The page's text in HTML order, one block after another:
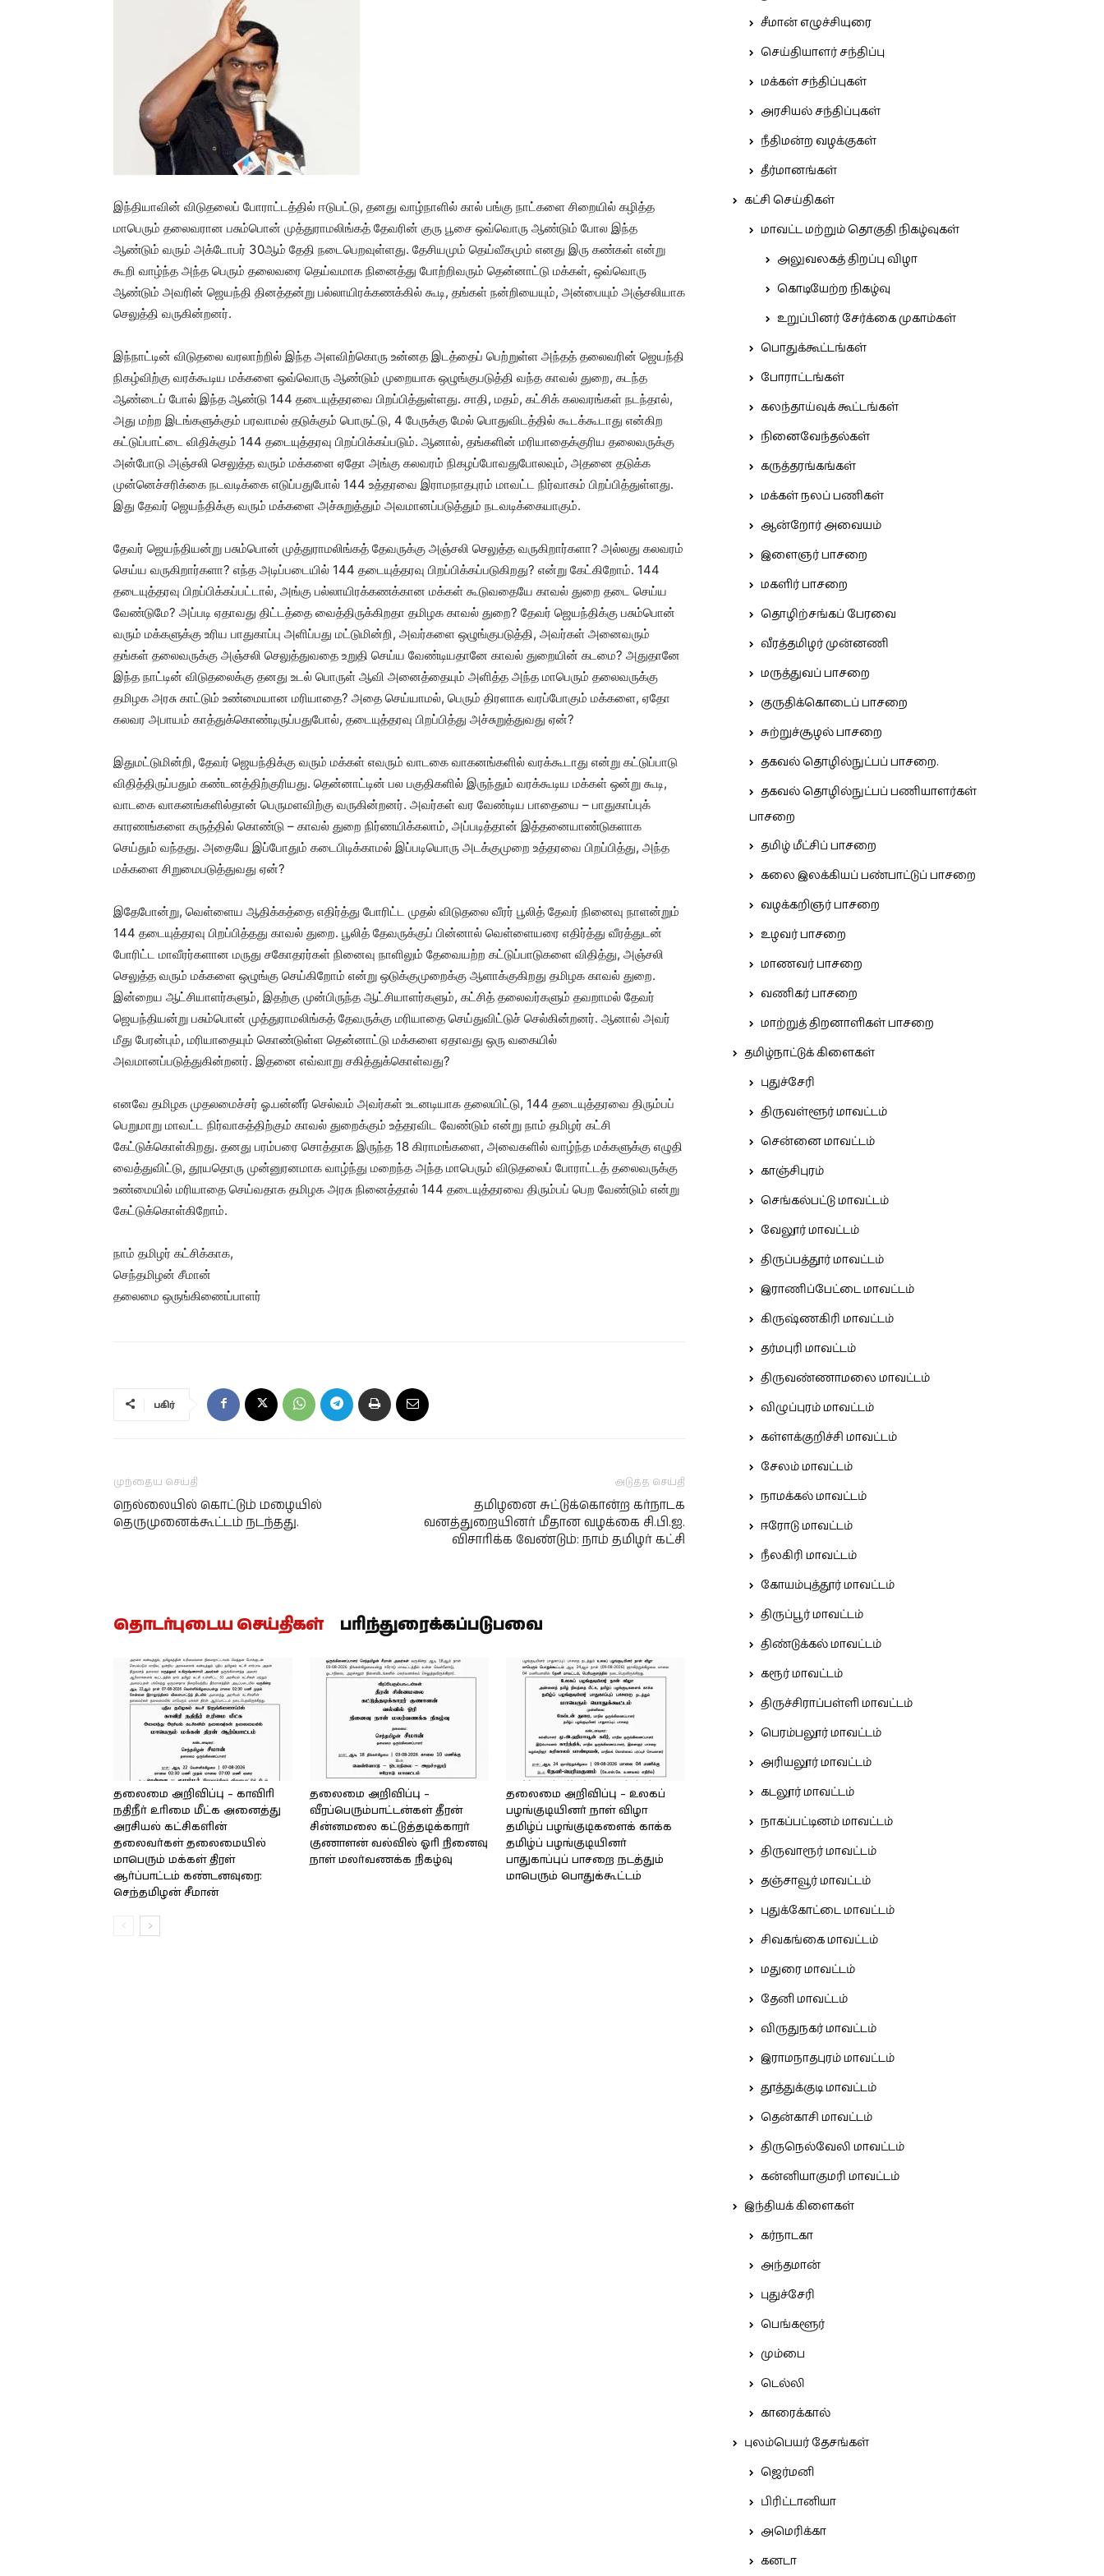
இந்தியாவின் விடுதலைப் போராட்டத்தில் ஈடுபட்டு, தனது வாழ்நாளில் கால் பங்கு நாட்களை சிறையில் கழித்த
மாபெரும் தலைவரான பசும்பொன் முத்துராமலிங்கத் தேவரின் குரு பூசை ஒவ்வொரு ஆண்டும் போல இந்த
ஆண்டும் வரும் அக்டோபர் 30ஆம் தேதி நடைபெறவுள்ளது. தேசியமும் தெய்வீகமும் எனது இரு கண்கள் என்று
கூறி வாழ்ந்த அந்த பெரும் தலைவரை தெய்வமாக நினைத்து போற்றிவரும் தென்னாட்டு மக்கள், ஒவ்வொரு
ஆண்டும் அவரின் ஜெயந்தி தினத்தன்று பல்லாயிரக்கணக்கில் கூடி, தங்கள் நன்றியையும், அன்பையும் அஞ்சலியாக
செலுத்தி வருகின்றனர்.
இந்நாட்டின் விடுதலை வரலாற்றில் இந்த அளவிற்கொரு உன்னத இடத்தைப் பெற்றுள்ள அந்தத் தலைவரின் ஜெயந்தி
நிகழ்விற்கு வரக்கூடிய மக்களை ஒவ்வொரு ஆண்டும் முறையாக ஒழுங்குபடுத்தி வந்த காவல் துறை, கடந்த
ஆண்டைப் போல் இந்த ஆண்டு 144 தடையுத்தரவை பிறப்பித்துள்ளது. சாதி, மதம், கட்சிக் கலவரங்கள் நடந்தால்,
அது மற்ற இடங்களுக்கும் பரவாமல் தடுக்கும் பொருட்டு, 4 பேருக்கு மேல் பொதுவிடத்தில் கூடக்கூடாது என்கிற
கட்டுப்பாட்டை விதிக்கும் 144 தடையுத்தரவு பிறப்பிக்கப்படும். ஆனால், தங்களின் மரியாதைக்குரிய தலைவருக்கு
அன்போடு அஞ்சலி செலுத்த வரும் மக்களை ஏதோ அங்கு கலவரம் நிகழப்போவதுபோலவும், அதனை தடுக்க
முன்னெச்சரிக்கை நடவடிக்கை எடுப்பதுபோல் 144 உத்தரவை இராமநாதபுரம் மாவட்ட நிர்வாகம் பிறப்பித்துள்ளது.
இது தேவர் ஜெயந்திக்கு வரும் மக்களை அச்சுறுத்தும் அவமானப்படுத்தும் நடவடிக்கையாகும்.
தேவர் ஜெயந்தியன்று பசும்பொன் முத்துராமலிங்கத் தேவருக்கு அஞ்சலி செலுத்த வருகிறார்களா? அல்லது கலவரம்
செய்ய வருகிறார்களா? எந்த அடிப்படையில் 144 தடையுத்தரவு பிறப்பிக்கப்படுகிறது? என்று கேட்கிறோம். 144
தடையுத்தரவு பிறப்பிக்கப்பட்டால், அங்கு பல்லாயிரக்கணக்கான மக்கள் கூடுவதையே காவல் துறை தடை செய்ய
வேண்டுமே? அப்படி ஏதாவது திட்டத்தை வைத்திருக்கிறதா தமிழக காவல் துறை? தேவர் ஜெயந்திக்கு பசும்பொன்
வரும் மக்களுக்கு உரிய பாதுகாப்பு அளிப்பது மட்டுமின்றி, அவர்களை ஒழுங்குபடுத்தி, அவர்கள் அனைவரும்
தங்கள் தலைவருக்கு அஞ்சலி செலுத்துவதை உறுதி செய்ய வேண்டியதானே காவல் துறையின் கடமை? அதுதானே
இந்த நாட்டின் விடுதலைக்கு தனது உடல் பொருள் ஆவி அனைத்தையும் அளித்த அந்த மாபெரும் தலைவருக்கு
தமிழக அரசு காட்டும் உண்மையான மரியாதை? அதை செய்யாமல், பெரும் திரளாக வரப்போகும் மக்களை, ஏதோ
கலவர அபாயம் காத்துக்கொண்டிருப்பதுபோல், தடையுத்தரவு பிறப்பித்து அச்சுறுத்துவது ஏன்?
இதுமட்டுமின்றி, தேவர் ஜெயந்திக்கு வரும் மக்கள் எவரும் வாடகை வாகனங்களில் வரக்கூடாது என்று கட்டுப்பாடு
விதித்திருப்பதும் கண்டனத்திற்குரியது. தென்னாட்டின் பல பகுதிகளில் இருந்தும் வரக்கூடிய மக்கள் ஒன்று கூடி,
வாடகை வாகனங்களில்தான் பெருமளவிற்கு வருகின்றனர். அவர்கள் வர வேண்டிய பாதையை – பாதுகாப்புக்
காரணங்களை கருத்தில் கொண்டு – காவல் துறை நிர்ணயிக்கலாம், அப்படித்தான் இத்தனையாண்டுகளாக
செய்தும் வந்தது. அதையே இப்போதும் கடைபிடிக்காமல் இப்படியொரு அடக்குமுறை உத்தரவை பிறப்பித்து, அந்த
மக்களை சிறுமைபடுத்துவது ஏன்?
இதேபோன்று, வெள்ளைய ஆதிக்கத்தை எதிர்த்து போரிட்ட முதல் விடுதலை வீரர் பூலித் தேவர் நினைவு நாளன்றும்
144 தடையுத்தரவு பிறப்பித்தது காவல் துறை. பூலித் தேவருக்குப் பின்னால் வெள்ளையரை எதிர்த்து வீரத்துடன்
போரிட்ட மாவீரர்களான மருது சகோதரர்கள் நினைவு நாளிலும் தேவையற்ற கட்டுப்பாடுகளை விதித்து, அஞ்சலி
செலுத்த வரும் மக்களை ஒழுங்கு செய்கிறோம் என்று ஒடுக்குமுறைக்கு ஆளாக்குகிறது தமிழக காவல் துறை.
இன்றைய ஆட்சியாளர்களும், இதற்கு முன்பிருந்த ஆட்சியாளர்களும், கட்சித் தலைவர்களும் தவறாமல் தேவர்
ஜெயந்தியன்று பசும்பொன் முத்துராமலிங்கத் தேவருக்கு மரியாதை செய்துவிட்டுச் செல்கின்றனர். ஆனால் அவர்
மீது பேரன்பும், மரியாதையும் கொண்டுள்ள தென்னாட்டு மக்களை ஏதாவது ஒரு வகையில்
அவமானப்படுத்துகின்றனர். இதனை எவ்வாறு சகித்துக்கொள்வது?
எனவே தமிழக முதலமைச்சர் ஓ.பன்னீர் செல்வம் அவர்கள் உடனடியாக தலையிட்டு, 144 தடையுத்தரவை திரும்பப்
பெறுமாறு மாவட்ட நிர்வாகத்திற்கும் காவல் துறைக்கும் உத்தரவிட வேண்டும் என்று நாம் தமிழர் கட்சி
கேட்டுக்கொள்கிறது. தனது பரம்பரை சொத்தாக இருந்த 18 கிராமங்களை, அவைகளில் வாழ்ந்த மக்களுக்கு எழுதி
வைத்துவிட்டு, தூயதொரு முன்னுரனமாக வாழ்ந்து மறைந்த அந்த மாபெரும் விடுதலைப் போராட்டத் தலைவருக்கு
உண்மையில் மரியாதை செய்வதாக தமிழக அரசு நினைத்தால் 144 தடையுத்தரவை திரும்பப் பெற வேண்டும் என்று
கேட்டுக்கொள்கிறோம்.
நாம் தமிழர் கட்சிக்காக,
செந்தமிழன் சீமான்
தலைமை ஒருங்கிணைப்பாளர்
பகிர்
முந்தைய செய்தி
நெல்லையில் கொட்டும் மழையில்
தெருமுனைக்கூட்டம் நடந்தது.
அடுத்த செய்தி
தமிழனை சுட்டுக்கொன்ற கர்நாடக
வனத்துறையினர் மீதான வழக்கை சி.பி.ஐ.
விசாரிக்க வேண்டும்: நாம் தமிழர் கட்சி
தொடர்புடைய செய்திகள் பரிந்துரைக்கப்படுபவை
தலைமை அறிவிப்பு – காவிரி
நதிநீர் உரிமை மீட்க அனைத்து
அரசியல் கட்சிகளின்
தலைவர்கள் தலைமையில்
மாபெரும் மக்கள் திரள்
ஆர்ப்பாட்டம் கண்டனவுரை:
செந்தமிழன் சீமான்
தலைமை அறிவிப்பு –
வீரப்பெரும்பாட்டன்கள் தீரன்
சின்னமலை கட்டுத்தடிக்காரர்
குணாளன் வல்வில் ஓரி நினைவு
நாள் மலர்வணக்க நிகழ்வு
தலைமை அறிவிப்பு – உலகப்
பழங்குடியினர் நாள் விழா
தமிழ்ப் பழங்குடிகளைக் காக்க
தமிழ்ப் பழங்குடியினர்
பாதுகாப்புப் பாசறை நடத்தும்
மாபெரும் பொதுக்கூட்டம்
சீமான் எழுச்சியுரை
செய்தியாளர் சந்திப்பு
மக்கள் சந்திப்புகள்
அரசியல் சந்திப்புகள்
நீதிமன்ற வழக்குகள்
தீர்மானங்கள்
கட்சி செய்திகள்
மாவட்ட மற்றும் தொகுதி நிகழ்வுகள்
அலுவலகத் திறப்பு விழா
கொடியேற்ற நிகழ்வு
உறுப்பினர் சேர்க்கை முகாம்கள்
பொதுக்கூட்டங்கள்
போராட்டங்கள்
கலந்தாய்வுக் கூட்டங்கள்
நினைவேந்தல்கள்
கருத்தரங்கங்கள்
மக்கள் நலப் பணிகள்
ஆன்றோர் அவையம்
இளைஞர் பாசறை
மகளிர் பாசறை
தொழிற்சங்கப் பேரவை
வீரத்தமிழர் முன்னணி
மருத்துவப் பாசறை
குருதிக்கொடைப் பாசறை
சுற்றுச்சூழல் பாசறை
தகவல் தொழில்நுட்பப் பாசறை.
தகவல் தொழில்நுட்பப் பணியாளர்கள்
பாசறை
தமிழ் மீட்சிப் பாசறை
கலை இலக்கியப் பண்பாட்டுப் பாசறை
வழக்கறிஞர் பாசறை
உழவர் பாசறை
மாணவர் பாசறை
வணிகர் பாசறை
மாற்றுத் திறனாளிகள் பாசறை
தமிழ்நாட்டுக் கிளைகள்
புதுச்சேரி
திருவள்ளூர் மாவட்டம்
சென்னை மாவட்டம்
காஞ்சிபுரம்
செங்கல்பட்டு மாவட்டம்
வேலூர் மாவட்டம்
திருப்பத்தூர் மாவட்டம்
இராணிப்பேட்டை மாவட்டம்
கிருஷ்ணகிரி மாவட்டம்
தர்மபுரி மாவட்டம்
திருவண்ணாமலை மாவட்டம்
விழுப்புரம் மாவட்டம்
கள்ளக்குறிச்சி மாவட்டம்
சேலம் மாவட்டம்
நாமக்கல் மாவட்டம்
ஈரோடு மாவட்டம்
நீலகிரி மாவட்டம்
கோயம்புத்தூர் மாவட்டம்
திருப்பூர் மாவட்டம்
திண்டுக்கல் மாவட்டம்
கரூர் மாவட்டம்
திருச்சிராப்பள்ளி மாவட்டம்
பெரம்பலூர் மாவட்டம்
அரியலூர் மாவட்டம்
கடலூர் மாவட்டம்
நாகப்பட்டினம் மாவட்டம்
திருவாரூர் மாவட்டம்
தஞ்சாவூர் மாவட்டம்
புதுக்கோட்டை மாவட்டம்
சிவகங்கை மாவட்டம்
மதுரை மாவட்டம்
தேனி மாவட்டம்
விருதுநகர் மாவட்டம்
இராமநாதபுரம் மாவட்டம்
தூத்துக்குடி மாவட்டம்
தென்காசி மாவட்டம்
திருநெல்வேலி மாவட்டம்
கன்னியாகுமரி மாவட்டம்
இந்தியக் கிளைகள்
கர்நாடகா
அந்தமான்
புதுச்சேரி
பெங்களூர்
மும்பை
டெல்லி
காரைக்கால்
புலம்பெயர் தேசங்கள்
ஜெர்மனி
பிரிட்டானியா
அமெரிக்கா
கனடா